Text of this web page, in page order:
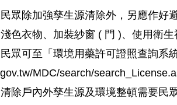
眾除加強孳生源清除外，另應作好
色衣物、加裝紗窗 ( 門 )、使用衛
眾可至「環境用藥許可證照查詢系
MDC/search/
除戶內外孳生源及環境整頓需要民